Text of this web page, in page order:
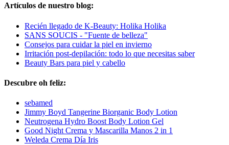
Artículos de nuestro blog:
Recién llegado de K-Beauty: Holika Holika
SANS SOUCIS - "Fuente de belleza"
Consejos para cuidar la piel en invierno
Irritación post-depilación: todo lo que necesitas saber
Beauty Bars para piel y cabello
Descubre oh feliz:
sebamed
Jimmy Boyd Tangerine Biorganic Body Lotion
Neutrogena Hydro Boost Body Lotion Gel
Good Night Crema y Mascarilla Manos 2 in 1
Weleda Crema Día Iris